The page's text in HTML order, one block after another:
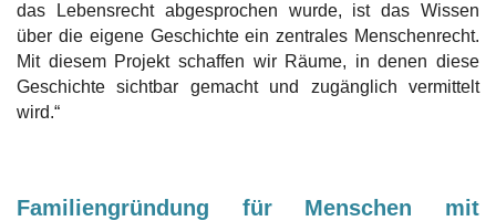
das Lebensrecht abgesprochen wurde, ist das Wissen
über die eigene Geschichte ein zentrales Menschenrecht.
Mit diesem Projekt schaffen wir Räume, in denen diese
Geschichte sichtbar gemacht und zugänglich vermittelt
wird.“
Familiengründung für Menschen mit